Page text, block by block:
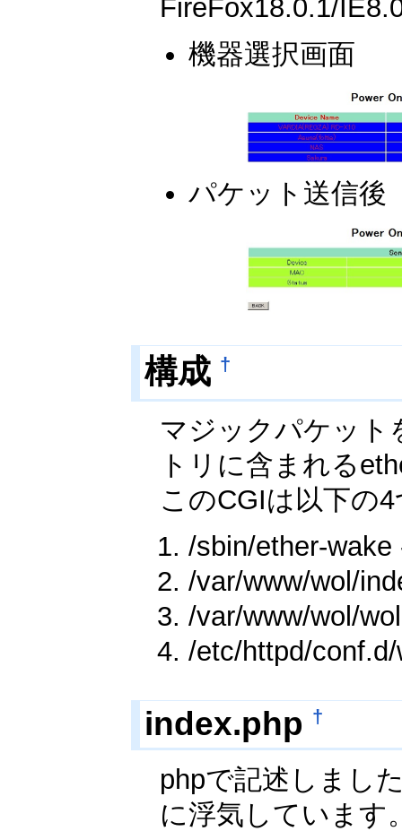
FireFox18.0.1/
機器選択画面
パケット送信後
構成 †
マジックパケット
トリに含まれる
このCGIは以下の
/sbin/ether-
/var/www/wol/
/var/www/wol/
/etc/httpd/
index.php †
phpで記述しまし
に浮気しています